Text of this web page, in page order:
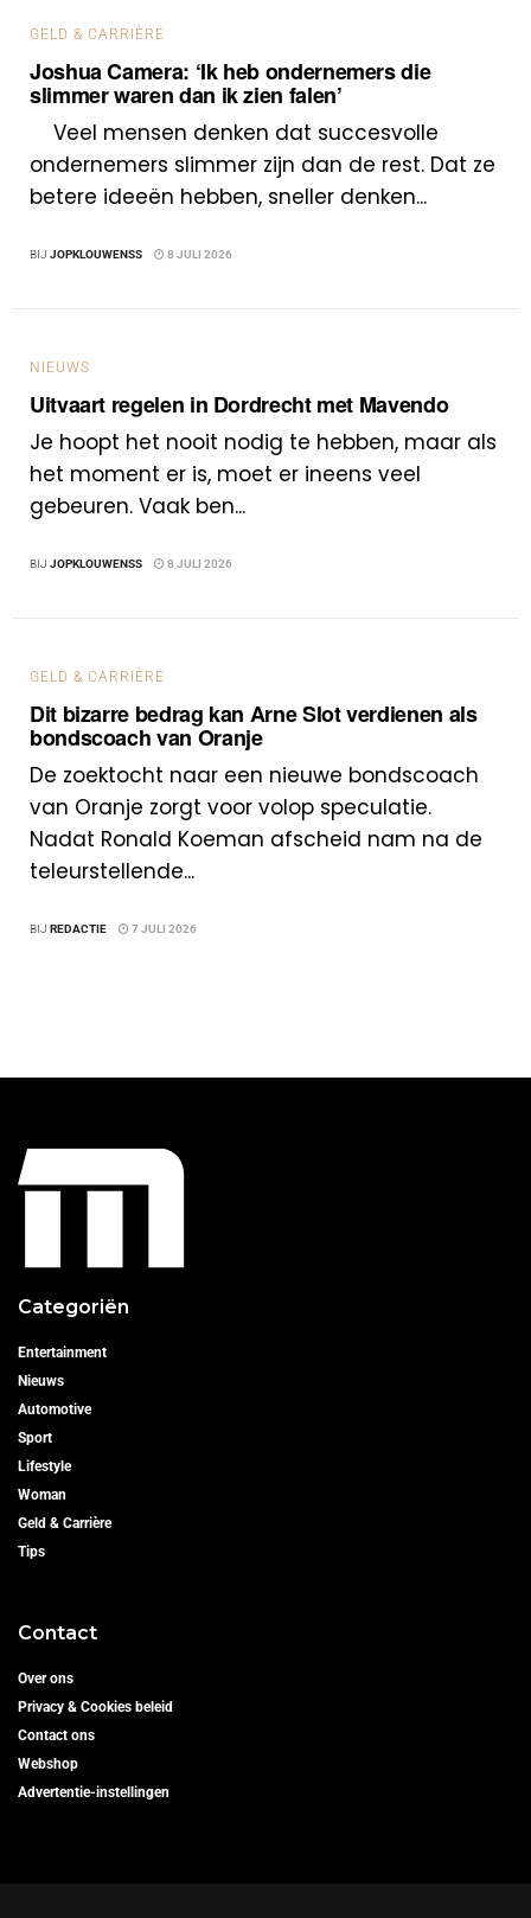
GELD & CARRIÈRE
Joshua Camera: ‘Ik heb ondernemers die
slimmer waren dan ik zien falen’
Veel mensen denken dat succesvolle
ondernemers slimmer zijn dan de rest. Dat ze
betere ideeën hebben, sneller denken...
BIJ JOPKLOUWENSS 8 JULI 2026
NIEUWS
Uitvaart regelen in Dordrecht met Mavendo
Je hoopt het nooit nodig te hebben, maar als
het moment er is, moet er ineens veel
gebeuren. Vaak ben...
BIJ JOPKLOUWENSS 8 JULI 2026
GELD & CARRIÈRE
Dit bizarre bedrag kan Arne Slot verdienen als
bondscoach van Oranje
De zoektocht naar een nieuwe bondscoach
van Oranje zorgt voor volop speculatie.
Nadat Ronald Koeman afscheid nam na de
teleurstellende...
BIJ REDACTIE 7 JULI 2026
Categoriën
Entertainment
Nieuws
Automotive
Sport
Lifestyle
Woman
Geld & Carrière
Tips
Contact
Over ons
Privacy & Cookies beleid
Contact ons
Webshop
Advertentie-instellingen